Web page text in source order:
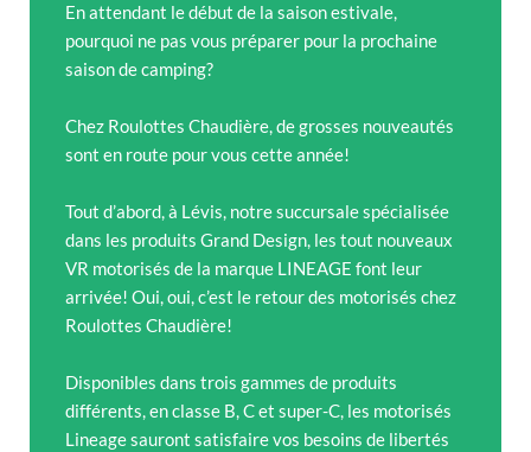
En attendant le début de la saison estivale,
pourquoi ne pas vous préparer pour la prochaine
saison de camping?
Chez Roulottes Chaudière, de grosses nouveautés
sont en route pour vous cette année!
Tout d’abord, à Lévis, notre succursale spécialisée
dans les produits Grand Design, les tout nouveaux
VR motorisés de la marque LINEAGE font leur
arrivée! Oui, oui, c’est le retour des motorisés chez
Roulottes Chaudière!
Disponibles dans trois gammes de produits
différents, en classe B, C et super-C, les motorisés
Lineage sauront satisfaire vos besoins de libertés